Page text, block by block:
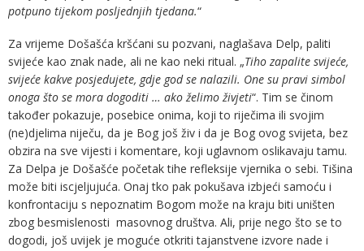
potpuno tijekom posljednjih tjedana.“
Za vrijeme Došašća kršćani su pozvani, naglašava Delp, paliti
svijeće kao znak nade, ali ne kao neki ritual. „Tiho zapalite svijeće,
svijeće kakve posjedujete, gdje god se nalazili. One su pravi simbol
onoga što se mora dogoditi … ako želimo živjeti“. Tim se činom
također pokazuje, posebice onima, koji to riječima ili svojim
(ne)djelima niječu, da je Bog još živ i da je Bog ovog svijeta, bez
obzira na sve vijesti i komentare, koji uglavnom oslikavaju tamu.
Za Delpa je Došašće početak tihe refleksije vjernika o sebi. Tišina
može biti iscjeljujuća. Onaj tko pak pokušava izbjeći samoću i
konfrontaciju s nepoznatim Bogom može na kraju biti uništen
zbog besmislenosti masovnog društva. Ali, prije nego što se to
dogodi, još uvijek je moguće otkriti tajanstvene izvore nade i